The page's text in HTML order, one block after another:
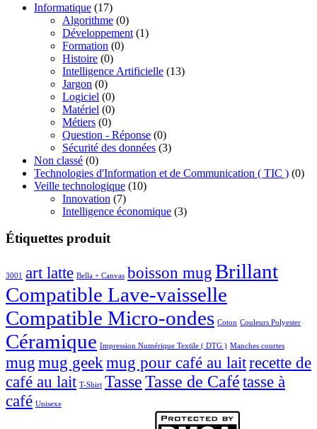
Informatique (17)
Algorithme (0)
Développement (1)
Formation (0)
Histoire (0)
Intelligence Artificielle (13)
Jargon (0)
Logiciel (0)
Matériel (0)
Métiers (0)
Question - Réponse (0)
Sécurité des données (3)
Non classé (0)
Technologies d'Information et de Communication ( TIC ) (0)
Veille technologique (10)
Innovation (7)
Intelligence économique (3)
Étiquettes produit
3001 art latte Bella + Canvas boisson mugBrillant
Compatible Lave-vaisselle
Compatible Micro-ondes Coton Couleurs Polyester
Céramique Impression Numérique Textile ( DTG ) Manches courtes
mugmug geekmug pour café au laitrecette de
café au lait T-Shirt TasseTasse de Cafétasse à
café Unisexe